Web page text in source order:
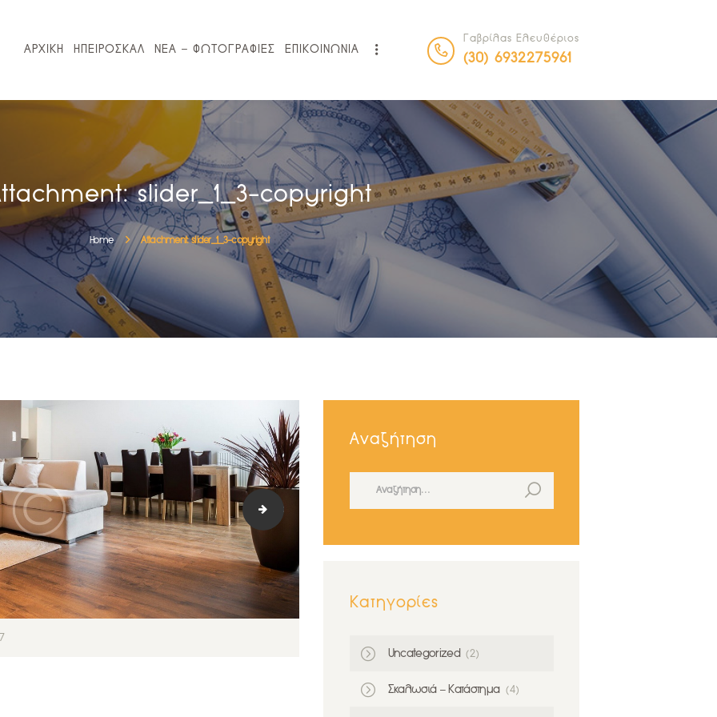
ΑΡΧΙΚΗ ΗΠΕΙΡΟΣΚΑΛ ΝΕΑ – ΦΩΤΟΓΡΑΦΙΕΣ ΕΠΙΚΟΙΝΩΝΙΑ
Γαβρίλας Ελευθέριος
(30) 6932275961
slider_1_3-copyright
Home Attachment: slider_1_3-copyright
ΗΠΕΙΡΟΣΚΑΛ
ΕΠΙΚΟΙΝΩΝΙΑ
ΚΛΕΙΣΕ ΡΑΝΤΕΒΟΥ
slider_1_4-copyright
Αναζήτηση
Κατηγορίες
Uncategorized (2)
Σκαλωσιά – Κατάστημα (4)